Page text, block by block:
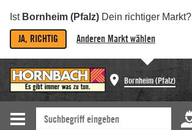
Ist Bornheim (Pfalz) Dein richtiger Markt?
JA, RICHTIG Anderen Markt wählen
Bornheim (Pfalz)